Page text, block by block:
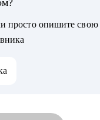
•
•
просто опишите